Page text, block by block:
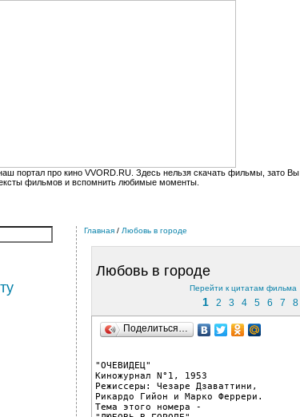
портал про кино VVORD.RU. Здесь нельзя скачать фильмы, зато Вы
фильмов и вспомнить любимые моменты.
Главная / Любовь в городе
Любовь в городе
Перейти к цитатам фильма
1 2 3 4 5 6 7 8
Поделиться…
"ОЧЕВИДЕЦ"
Киножурнал N°1, 1953
Режиссеры: Чезаре Дзаваттини,
Рикардо Гийон и Марко Феррери.
Тема этого номера -